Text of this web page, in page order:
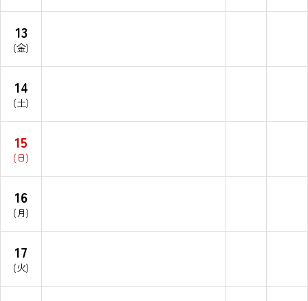
13
(金)
14
(土)
15
(日)
16
(月)
17
(火)